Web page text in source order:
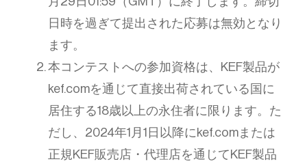
日時を過ぎて提出された応募は無効となり
ます。
本コンテストへの参加資格は、KEF製品が
kef.comを通じて直接出荷されている国に
居住する18歳以上の永住者に限ります。た
だし、2024年1月1日以降にkef.comまたは
正規KEF販売店・代理店を通じてKEF製品